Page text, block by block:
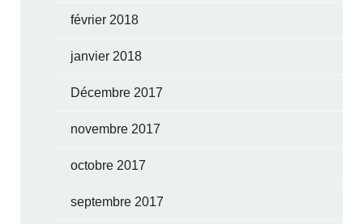
février 2018
janvier 2018
Décembre 2017
novembre 2017
octobre 2017
septembre 2017